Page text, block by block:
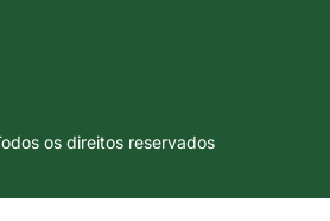
os direitos reservados